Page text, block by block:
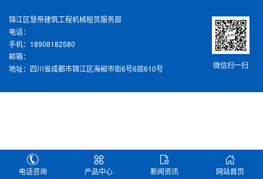
微信扫一扫
锦江区慧帝建筑工程机械租赁服务部
电话：
手机：18908182580
邮箱：
地址：四川省成都市锦江区海椒市街6号6层610号
电话咨询 产品中心 新闻资讯 网站首页